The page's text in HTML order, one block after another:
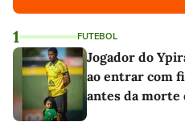
1 FUTEBOL
Jogador do
ao entrar com
antes da morte